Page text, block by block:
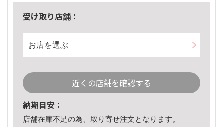
受け取り店舗：
お店を選ぶ
近くの店舗を確認する
納期目安：
店舗在庫不足の為、取り寄せ注文となります。